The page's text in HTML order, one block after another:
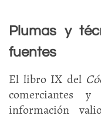
Plumas y
fuentes
El libro IX del
comerciantes y
información